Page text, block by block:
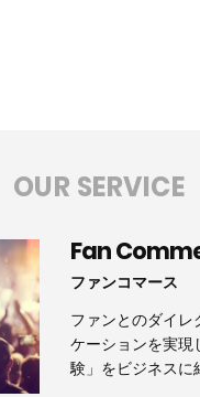
OUR SERVICE
Fan
ファンコマース
ファンとのダイレ
ケーションを実現
験」をビジネスに